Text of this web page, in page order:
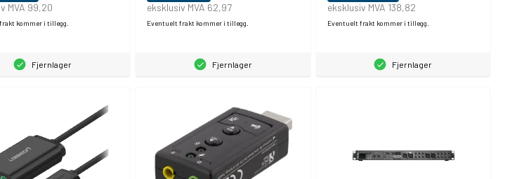
MVA 99,20
kommer i tillegg.
Fjernlager
eksklusiv MVA 62,97
Eventuelt frakt kommer i tillegg.
Fjernlager
eksklusiv MVA 138,82
Eventuelt frakt kommer i tillegg.
Fjernlager